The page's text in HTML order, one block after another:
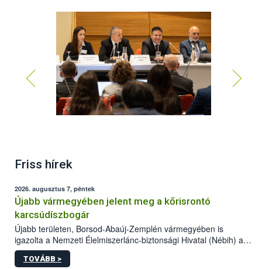
42. CCMAS szakmai ülés Budapesten
Friss hírek
2026. augusztus 7, péntek
Újabb vármegyében jelent meg a kőrisrontó
karcsúdíszbogár
Újabb területen, Borsod-Abaúj-Zemplén vármegyében is
igazolta a Nemzeti Élelmiszerlánc-biztonsági Hivatal (Nébih) a
kőrisrontó karcsúdíszbogár (Agrilus planipennis) jelenlétét. A
kártevőt nem csak színcsapdában találták meg, de már fertőzött
TOVÁBB >